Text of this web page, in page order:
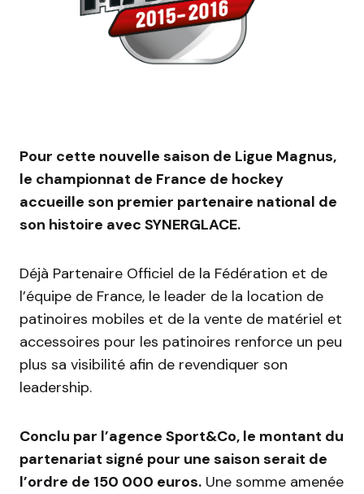
Pour cette nouvelle saison de Ligue Magnus,
le championnat de France de hockey
accueille son premier partenaire national de
son histoire avec SYNERGLACE.
Déjà Partenaire Officiel de la Fédération et de
l’équipe de France, le leader de la location de
patinoires mobiles et de la vente de matériel et
accessoires pour les patinoires renforce un peu
plus sa visibilité afin de revendiquer son
leadership.
Conclu par l’agence Sport&Co, le montant du
partenariat signé pour une saison serait de
l’ordre de 150 000 euros. Une somme amenée